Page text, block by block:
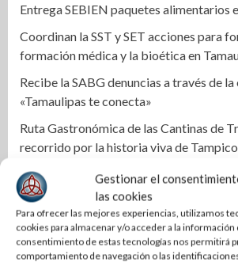
Gestionar el
las cookies
Para ofrecer las mejores experiencias, utilizamos
cookies para almacenar y/o acceder a la información
consentimiento de estas tecnologías nos permitirá
comportamiento de navegación o las
Entrega SEBIEN paquetes alimentarios
Coordinan la SST y SET acciones para
formación médica y la bioética en
Recibe la SABG denuncias a través de
«Tamaulipas te conecta»
Ruta Gastronómica de las Cantinas de
recorrido por la historia viva de Tampico
Impulsa Gobierno de Tamaulipas la
histórico Mercado Argüelles
Agiliza el ITAVU procesos de
certeza patrimonial a más familias de